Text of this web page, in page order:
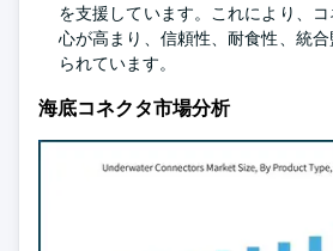
を支援しています。これにより、
心が高まり、信頼性、耐食性、統
られています。
海底コネクタ市場分析